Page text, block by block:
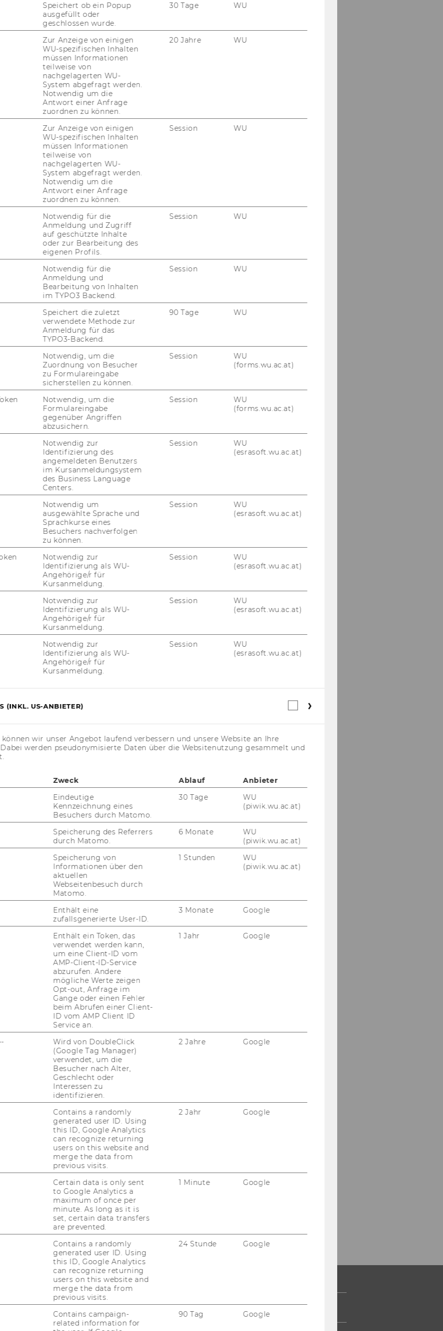
mit den An­
AA der „Richt­li­ni­en für bar­
2.2 und AA“ be­zie­hungs­wei­se mit dem
EN 301 549 V3.2.1 (2021-​03) nach der
Par­la­ments und des Rates
ist on­line ver­füg­bar und kann auf der
In­hal­te
In­hal­te sind aus den fol­gen­den Grün­den
mit den Bar­rie­re­
ist eine op­ti­ma­le Bar­rie­re­frei­heit
zum Test­zeit­punkt keine Ab­wei­chun­
fest­ge­stellt.
Be­las­tung
In­hal­te auf­ge­führt, für die eine Aus­
Be­las­tung gel­tend ge­
nicht in den An­
der an­wend­ba­ren
In­hal­te auf­ge­führt, die nicht in den An­
Rechts­vor­schrif­ten fal­len.
zur Bar­rie­
er­stellt.
der WACA-​Zertifizierungsprüfung er­
12.12.2025 über­prüft.
in Bezug auf die Ein­hal­tung der Bar­rie­
In­for­ma­tio­nen über von der An­wen­dung
In­hal­te kön­nen Sie sich an fol­gen­de E-​
​support@wu.ac.at
aus oben ge­nann­ter Kon­takt­
Be­schwer­de an die Be­schwer­de­stel­
mit be­
Die FFG nimmt über das Kon­takt­for­
auf elek­tro­ni­schem Weg ent­
FFG da­hin­ge­hend ge­prüft, ob sie sich
des Web-​Zugänglichkeits-Gesetzes,
der Bar­rie­re­frei­heits­an­for­de­
einer ihm zu­or­den­ba­ren Ein­rich­tung be­
ist, hat die FFG dem Bund oder den
aus­zu­spre­chen
die der Be­sei­ti­gung der vor­lie­gen­den
FORSCHUNG
FORSCHUNGSPORTAL
WU COMMUNITY
Speichert ob ein Popup
ausgefüllt oder
geschlossen wurde.
30 Tage WU
Zur Anzeige von einigen
WU-spezifischen Inhalten
müssen Informationen
teilweise von
nachgelagerten WU-
System abgefragt werden.
Notwendig um die
Antwort einer Anfrage
zuordnen zu können.
20 Jahre WU
Zur Anzeige von einigen
WU-spezifischen Inhalten
müssen Informationen
teilweise von
nachgelagerten WU-
System abgefragt werden.
Notwendig um die
Antwort einer Anfrage
zuordnen zu können.
Session WU
Notwendig für die
Anmeldung und Zugriff
auf geschützte Inhalte
oder zur Bearbeitung des
eigenen Profils.
Session WU
Notwendig für die
Anmeldung und
Bearbeitung von Inhalten
im TYPO3 Backend.
Session WU
Speichert die zuletzt
verwendete Methode zur
Anmeldung für das
TYPO3-Backend.
90 Tage WU
Notwendig, um die
Zuordnung von Besucher
zu Formulareingabe
sicherstellen zu können.
Session
WU
(forms.wu.ac.at)
Notwendig, um die
Formulareingabe
gegenüber Angriffen
abzusichern.
Session
WU
(forms.wu.ac.at)
Notwendig zur
Identifizierung des
angemeldeten Benutzers
im Kursanmeldungsystem
des Business Language
Centers.
Session
WU
(esrasoft.wu.ac.at)
Notwendig um
ausgewählte Sprache und
Sprachkurse eines
Besuchers nachverfolgen
zu können.
Session
WU
(esrasoft.wu.ac.at)
Notwendig zur
Identifizierung als WU-
Angehörige/r für
Kursanmeldung.
Session
WU
(esrasoft.wu.ac.at)
Notwendig zur
Identifizierung als WU-
Angehörige/r für
Kursanmeldung.
Session
WU
(esrasoft.wu.ac.at)
Notwendig zur
Identifizierung als WU-
Angehörige/r für
Kursanmeldung.
Session
WU
(esrasoft.wu.ac.at)
(INKL. US-ANBIETER)
Webstatistik
wir unser Angebot laufend verbessern und unsere Website an Ihre
werden pseudonymisierte Daten über die Websitenutzung gesammelt und
Zweck Ablauf
Anbieter
Eindeutige
Kennzeichnung eines
Besuchers durch Matomo.
30 Tage
WU
(piwik.wu.ac.at)
Speicherung des Referrers
durch Matomo.
6 Monate
WU
(piwik.wu.ac.at)
Speicherung von
Informationen über den
aktuellen
Webseitenbesuch durch
Matomo.
1 Stunden
WU
(piwik.wu.ac.at)
Enthält eine
zufallsgenerierte User-ID.
3 Monate Google
Enthält ein Token, das
verwendet werden kann,
um eine Client-ID vom
AMP-Client-ID-Service
abzurufen. Andere
mögliche Werte zeigen
Opt-out, Anfrage im
Gange oder einen Fehler
beim Abrufen einer Client-
ID vom AMP Client ID
Service an.
1 Jahr Google
Wird von DoubleClick
(Google Tag Manager)
verwendet, um die
Besucher nach Alter,
Geschlecht oder
Interessen zu
identifizieren.
2 Jahre Google
Contains a randomly
generated user ID. Using
this ID, Google Analytics
can recognize returning
users on this website and
merge the data from
previous visits.
2 Jahr Google
Certain data is only sent
to Google Analytics a
maximum of once per
minute. As long as it is
set, certain data transfers
are prevented.
1 Minute Google
Contains a randomly
generated user ID. Using
this ID, Google Analytics
can recognize returning
users on this website and
merge the data from
previous visits.
24 Stunde Google
Contains campaign-
related information for
90 Tag Google